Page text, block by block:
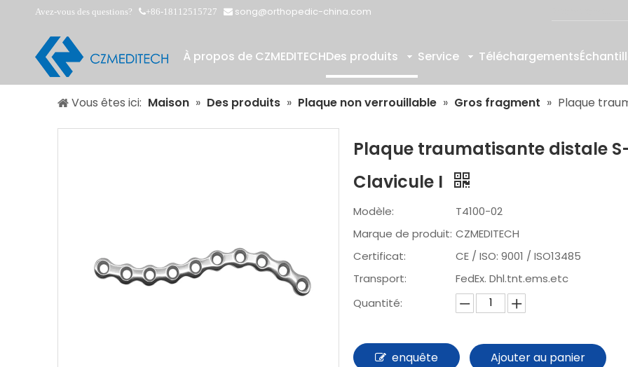
Avez-vous des questions? +86-18112515727  song@orthopedic-china.com
À propos de CZMEDITECHDes produits Service Téléchargements
Vous êtes ici: Maison » Des produits » Plaque non verrouillable » Gros fragment » Plaque
Plaque traumatisante distale
Clavicule I
Modèle:
T4100-02
Marque de produit: CZMEDITECH
Certificat:
CE / ISO: 9001 / ISO13485
Transport:
FedEx. Dhl.tnt.ems.etc
Quantité:
enquête Ajouter au panier